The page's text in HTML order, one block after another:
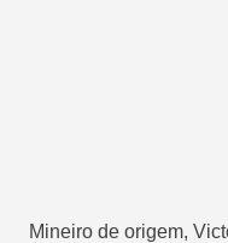
Mineiro de origem,